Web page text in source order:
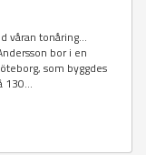
våran tonåring...
bor i en
som byggdes
130...